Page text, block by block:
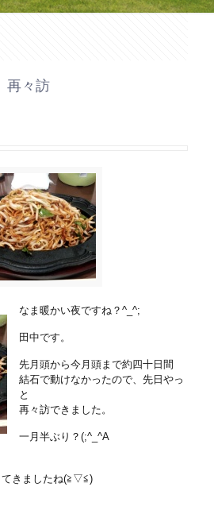
々訪
なま暖かい夜ですね？^_^;
田中です。
先月頭から今月頭まで約四十日間
結石で動けなかったので、先日やっ
と
再々訪できました。
一月半ぶり？(;^_^A
てきましたね(≧▽≦)